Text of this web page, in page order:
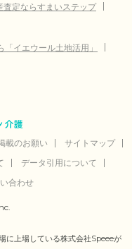
査定ならすまいステップ
イエウール土地活用」
載のお願い
サイトマップ
データ引用について
合わせ
に上場している株式会社Speeeが